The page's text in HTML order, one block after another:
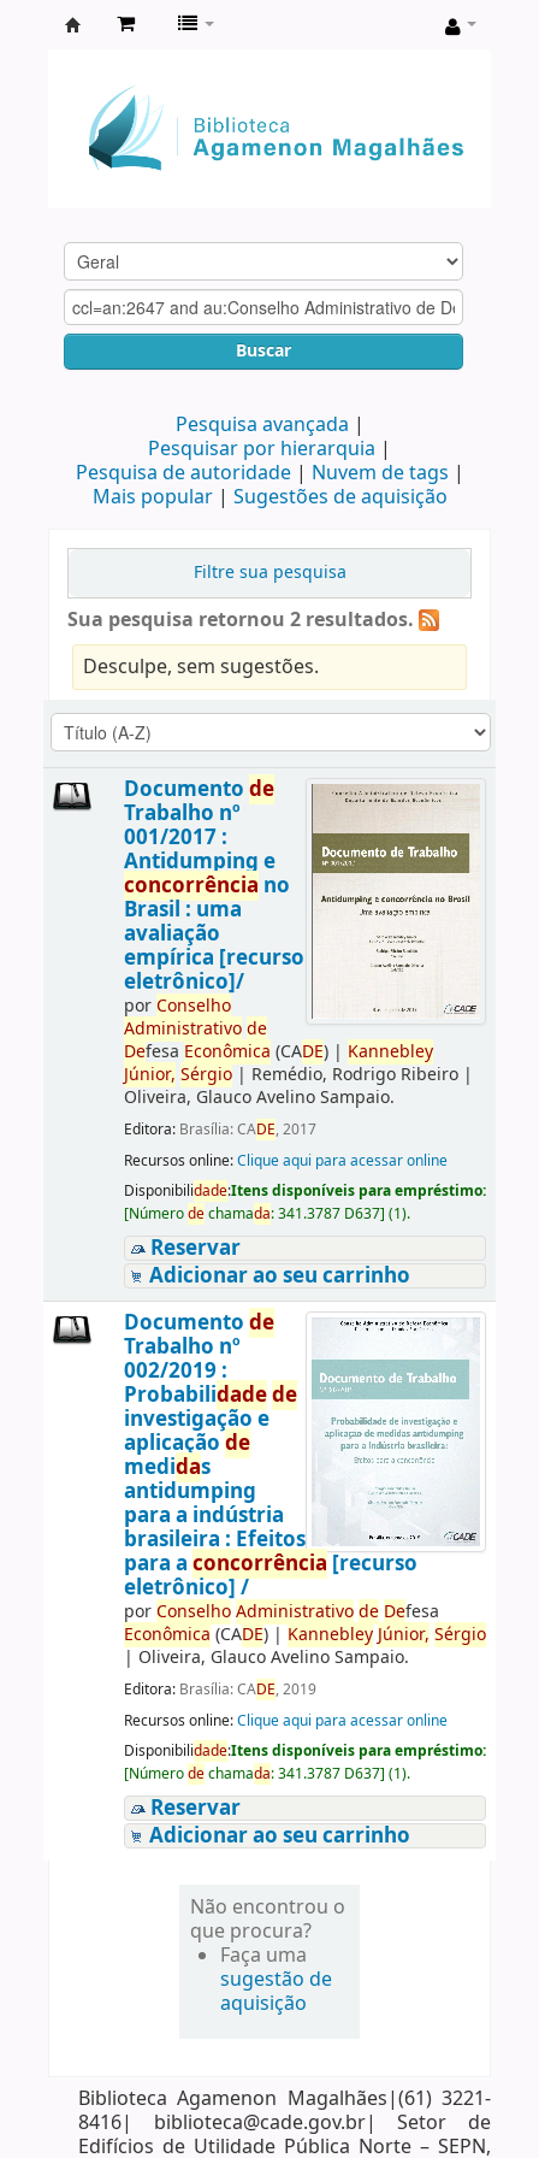
Agamenon
Magalhães
Buscar
Pesquisa avançada
Pesquisar por hierarquia
Pesquisa de autoridade
Nuvem de tags
Mais popular
Sugestões de aquisição
Filtre sua pesquisa
Sua pesquisa retornou 2 resultados.
Desculpe, sem sugestões.
Documento de
Trabalho nº
001/2017 :
Antidumping e
concorrência no
Brasil : uma
avaliação
empírica [recurso
eletrônico]/
porConselho
Administrativo de
Defesa Econômica (CADE)| Kannebley
Júnior, Sérgio| Remédio, Rodrigo Ribeiro|
Oliveira, Glauco Avelino Sampaio.
Editora: Brasília: CADE, 2017
Recursos online:Clique aqui para acessar online
Disponibilidade:Itens disponíveis para empréstimo:
[Númerodechamada:341.3787 D637] (1).
Reservar
Adicionar ao seu carrinho
Documento de
Trabalho nº
002/2019 :
Probabilidadede
investigação e
aplicação de
medidas
antidumping
para a indústria
brasileira : Efeitos
para a concorrência [recurso
eletrônico] /
porConselho Administrativo de Defesa
Econômica (CADE)| Kannebley Júnior, Sérgio
| Oliveira, Glauco Avelino Sampaio.
Editora: Brasília: CADE, 2019
Recursos online:Clique aqui para acessar online
Disponibilidade:Itens disponíveis para empréstimo:
[Númerodechamada:341.3787 D637] (1).
Reservar
Adicionar ao seu carrinho
Não encontrou o
que procura?
Faça uma
sugestão de
aquisição
Biblioteca Agamenon Magalhães|(61) 3221-
8416| biblioteca@cade.gov.br| Setor de
Edifícios de Utilidade Pública Norte – SEPN,